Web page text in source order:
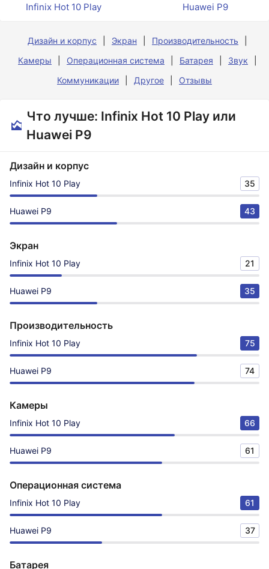
Infinix Hot 10 Play Huawei P9
Дизайн и корпус Экран
Производительность
Камеры
Операционная система Батарея
Звук
Коммуникации
Другое Отзывы
Что лучше: Infinix Hot 10 Play или
Huawei P9
Дизайн и корпус
Infinix Hot 10 Play 35
Huawei P9 43
Экран
Infinix Hot 10 Play 21
Huawei P9 35
Производительность
Infinix Hot 10 Play 75
Huawei P9 74
Камеры
Infinix Hot 10 Play 66
Huawei P9 61
Операционная система
Infinix Hot 10 Play 61
Huawei P9 37
Батарея